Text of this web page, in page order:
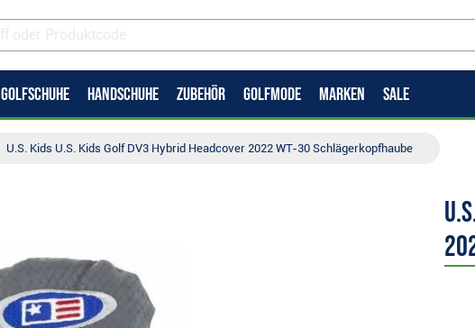
GOLFSCHUHE HANDSCHUHE ZUBEHÖR GOLFMODE MARKEN SALE
U.S. Kids U.S. Kids Golf DV3 Hybrid Headcover 2022 WT-30 Schlägerkopfhaube